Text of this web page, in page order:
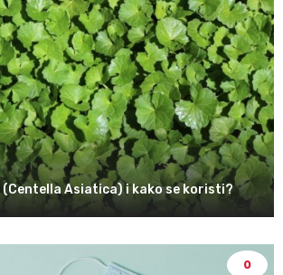
Asiatica) i kako se koristi?
0